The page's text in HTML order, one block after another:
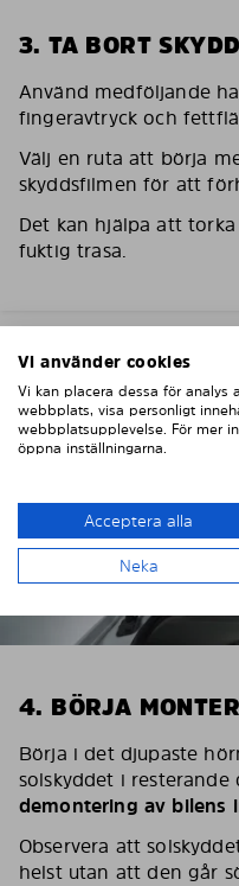
3. TA BORT
Använd medföljande
fingeravtryck och
Välj en ruta att börja
skyddsfilmen för att
Det kan hjälpa att
fuktig trasa.
4. BÖRJA
Börja i det djupaste
solskyddet i resterande
demontering av bilens
Observera att
helst utan att den går
Vi använder cookies
Vi kan placera dessa för analys
webbplats, visa personligt
webbplatsupplevelse. För mer
öppna inställningarna.
Acceptera alla
Neka